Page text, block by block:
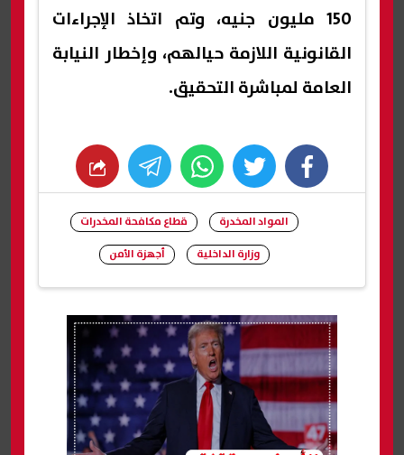
150 مليون جنيه، وتم اتخاذ الإجراءات
القانونية اللازمة حيالهم، وإخطار النيابة
العامة لمباشرة التحقيق.
facebook
twitter
whats
المواد المخدرة
قطاع مكافحة المخدرات
وزارة الداخلية
أجهزة الأمن